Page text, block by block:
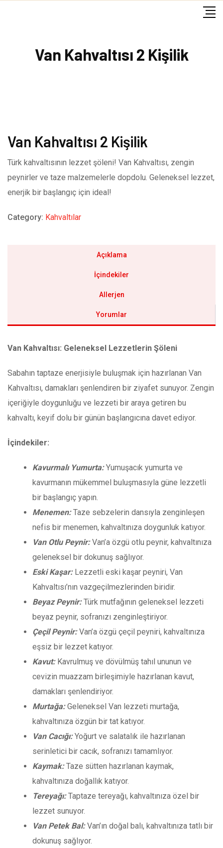
Van Kahvaltısı 2 Kişilik
Van Kahvaltısı 2 Kişilik
Türk kahvaltısının lezzet şöleni! Van Kahvaltısı, zengin
peynirler ve taze malzemelerle dopdolu. Geleneksel lezzet,
enerjik bir başlangıç için ideal!
Category: Kahvaltılar
Açıklama
İçindekiler
Allerjen
Yorumlar
Van Kahvaltısı: Geleneksel Lezzetlerin Şöleni
Sabahın taptaze enerjisiyle buluşmak için hazırlanan Van
Kahvaltısı, damakları şenlendiren bir ziyafet sunuyor. Zengin
içeriğiyle doygunluğu ve lezzeti bir araya getiren bu
kahvaltı, keyif dolu bir günün başlangıcına davet ediyor.
İçindekiler:
Kavurmalı Yumurta:Yumuşacık yumurta ve
kavurmanın mükemmel buluşmasıyla güne lezzetli
bir başlangıç yapın.
Menemen:Taze sebzelerin dansıyla zenginleşen
nefis bir menemen, kahvaltınıza doygunluk katıyor.
Van Otlu Peynir:Van’a özgü otlu peynir, kahvaltınıza
geleneksel bir dokunuş sağlıyor.
Eski Kaşar:Lezzetli eski kaşar peyniri, Van
Kahvaltısı’nın vazgeçilmezlerinden biridir.
Beyaz Peynir: Türk mutfağının geleneksel lezzeti
beyaz peynir, sofranızı zenginleştiriyor.
Çeçil Peynir:Van’a özgü çeçil peyniri, kahvaltınıza
eşsiz bir lezzet katıyor.
Kavut:Kavrulmuş ve dövülmüş tahıl ununun ve
cevizin muazzam birleşimiyle hazırlanan kavut,
damakları şenlendiriyor.
Murtağa:Geleneksel Van lezzeti murtağa,
kahvaltınıza özgün bir tat katıyor.
Van Cacığı:Yoğurt ve salatalık ile hazırlanan
serinletici bir cacık, sofranızı tamamlıyor.
Kaymak:Taze sütten hazırlanan kaymak,
kahvaltınıza doğallık katıyor.
Tereyağı:Taptaze tereyağı, kahvaltınıza özel bir
lezzet sunuyor.
Van Petek Bal:Van’ın doğal balı, kahvaltınıza tatlı bir
dokunuş sağlıyor.